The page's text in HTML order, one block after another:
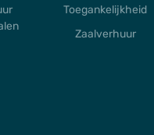
Toegankelijkheid
Zaalverhuur